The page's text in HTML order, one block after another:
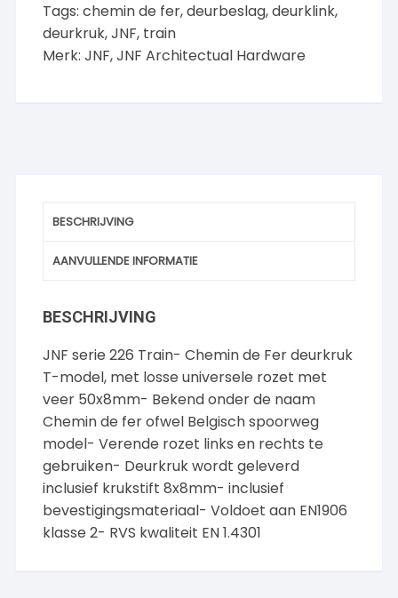
Tags:chemin de fer,deurbeslag,deurklink,
deurkruk,JNF, train
Merk:JNF,JNF Architectual Hardware
BESCHRIJVING
AANVULLENDE INFORMATIE
BESCHRIJVING
JNF serie 226 Train- Chemin de Fer deurkruk
T-model, met losse universele rozet met
veer 50x8mm- Bekend onder de naam
Chemin de fer ofwel Belgisch spoorweg
model- Verende rozet links en rechts te
gebruiken- Deurkruk wordt geleverd
inclusief krukstift 8x8mm- inclusief
bevestigingsmateriaal- Voldoet aan EN1906
klasse 2- RVS kwaliteit EN 1.4301